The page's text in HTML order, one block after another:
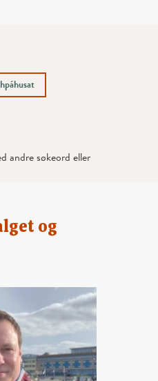
andre søkeord eller
og